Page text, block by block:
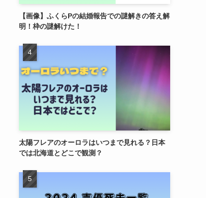
【画像】ふくらPの結婚報告での謎解きの答え解
明！枠の謎解けた！
太陽フレアのオーロラはいつまで見れる？日本
では北海道とどこで観測？